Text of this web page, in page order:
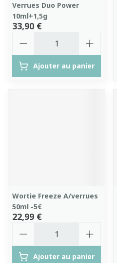
Verrues Duo Power
10ml+1,5g
33,90 €
Ajouter au panier
Wortie Freeze A/verrues
50ml -5€
22,99 €
Ajouter au panier